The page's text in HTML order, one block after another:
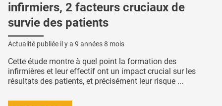
infirmiers, 2 facteurs cruciaux de
survie des patients
Actualité publiée il y a 9 années 8 mois
Cette étude montre à quel point la formation des
infirmières et leur effectif ont un impact crucial sur les
résultats des patients, et précisément leur risque ...